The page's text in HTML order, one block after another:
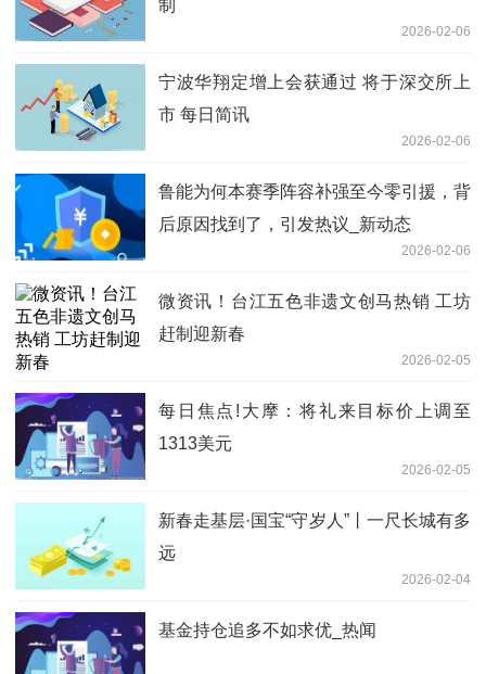
制
2026-02-06
宁波华翔定增上会获通过 将于深交所上
市 每日简讯
2026-02-06
鲁能为何本赛季阵容补强至今零引援，背
后原因找到了，引发热议_新动态
2026-02-06
微资讯！台江五色非遗文创马热销 工坊
赶制迎新春
2026-02-05
每日焦点!大摩：将礼来目标价上调至
1313美元
2026-02-05
新春走基层·国宝“守岁人”丨一尺长城有多
远
2026-02-04
基金持仓追多不如求优_热闻